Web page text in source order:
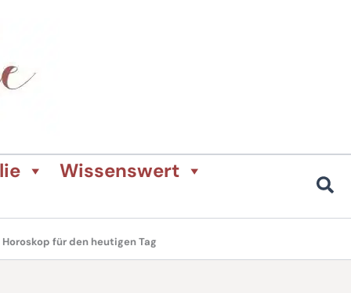
Wissenswert
für den heutigen Tag